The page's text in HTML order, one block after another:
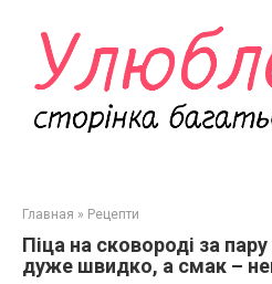
контенту
Главная » Рецепти
Піца на сковороді за
дуже швидко, а смак –